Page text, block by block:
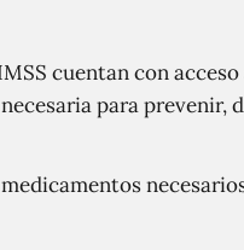
cuentan con
para prevenir,